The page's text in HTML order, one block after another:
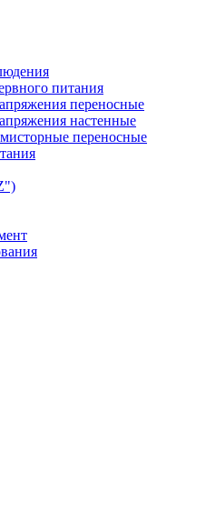
питания
переносные
настенные
переносные